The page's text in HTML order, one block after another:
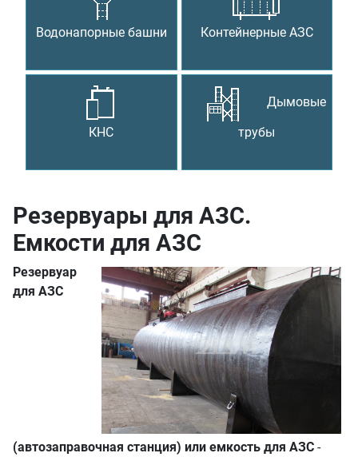
Водонапорные башни Контейнерные АЗС
КНС
Дымовые
трубы
Резервуары для АЗС.
Емкости для АЗС
Резервуар
для АЗС
(автозаправочная станция) или емкость для АЗС -